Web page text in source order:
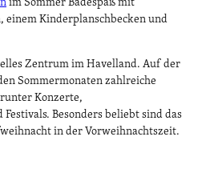
einem Kinderplanschbecken und
Zentrum im Havelland. Auf der
Sommermonaten zahlreiche
Konzerte,
Besonders beliebt sind das
in der Vorweihnachtszeit.